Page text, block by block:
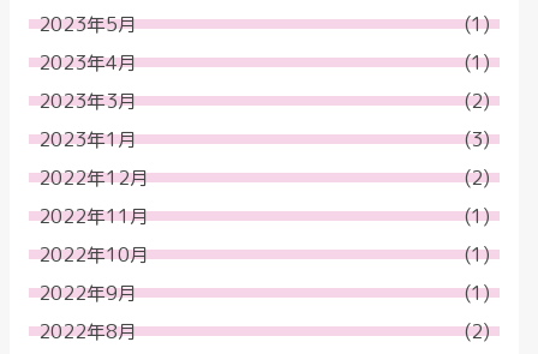
2023年5月
(1)
2023年4月
(1)
2023年3月
(2)
2023年1月
(3)
2022年12月
(2)
2022年11月
(1)
2022年10月
(1)
2022年9月
(1)
2022年8月
(2)